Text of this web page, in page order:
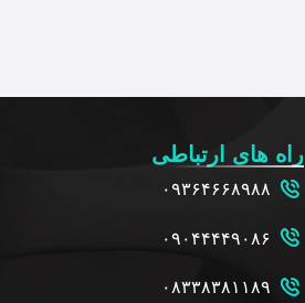
راه های ارتباطی
۰۹۳۶۴۶۶۸۹۸۸
۰۹۰۴۴۴۴۹۰۸۶
۰۸۳۳۸۳۸۱۱۸۹